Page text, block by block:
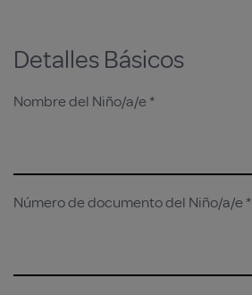
Detalles Básicos
Nombre del Niño/a/e *
Número de documento del Niño/a/e *